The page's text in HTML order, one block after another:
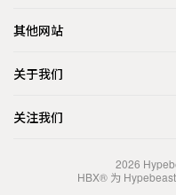
其他网站
关于我们
关注我们
2026
HBX® 为